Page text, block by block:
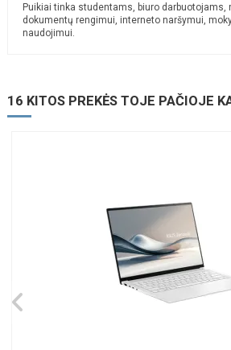
Puikiai tinka studentams, biuro darbuotojams,
dokumentų rengimui, interneto naršymui,
naudojimui.
16 KITOS PREKĖS TOJE PAČIOJE